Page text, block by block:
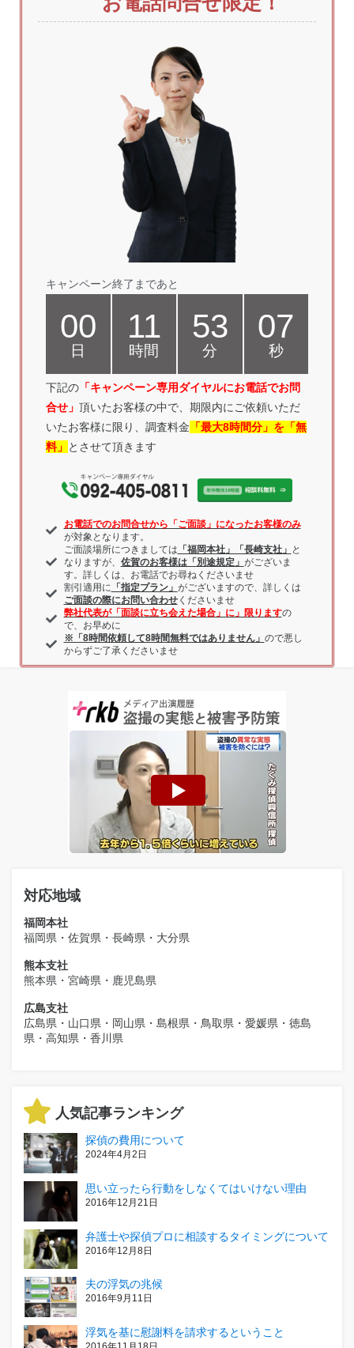
キャンペーン終了まであと
00
日
11
時間
53
分
07
秒
下記の 「キャンペーン専用ダイヤルにお電話でお問
合せ」 頂いたお客様の中で、期限内にご依頼いただ
いたお客様に限り、調査料金 「最大8時間分」を「無
料」 とさせて頂きます
お電話でのお問合せから「ご面談」になったお客様のみ
が対象となります。
ご面談場所につきましては 「福岡本社」「長崎支社」 と
なりますが、 佐賀のお客様は「別途規定」 がございま
す。詳しくは、お電話でお尋ねくださいませ
割引適用に 「指定プラン」 がございますので、詳しくは
ご面談の際にお問い合わせくださいませ
弊社代表が「面談に立ち会えた場合」に」限りますの
で、お早めに
※「8時間依頼して8時間無料ではありません」 ので悪し
からずご了承くださいませ
対応地域
福岡本社
福岡県・佐賀県・長崎県・大分県
熊本支社
熊本県・宮崎県・鹿児島県
広島支社
広島県・山口県・岡山県・島根県・鳥取県・愛媛県・徳島
県・高知県・香川県
人気記事ランキング
探偵の費用について
2024年4月2日
思い立ったら行動をしなくてはいけない理由
2016年12月21日
弁護士や探偵プロに相談するタイミングについて
2016年12月8日
夫の浮気の兆候
2016年9月11日
浮気を基に慰謝料を請求するということ